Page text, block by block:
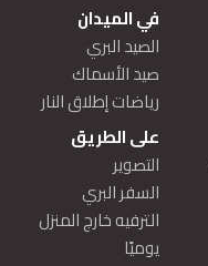
في الميدان
الصيد البري
صيد الأسماك
رياضات إطلاق النار
على الطريق
التصوير
السفر البري
الترفيه خارج المنزل
يوميًا